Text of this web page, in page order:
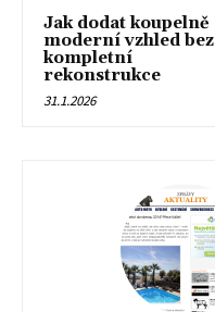
Jak dodat koupelně
moderní vzhled bez
kompletní
rekonstrukce
31.1.2026